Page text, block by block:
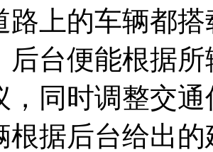
路上的车辆都
后台便能根据
，同时调整交
根据后台给出